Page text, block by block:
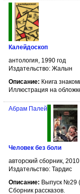
Калейдоскоп
антология, 1990 год
Издательство: Жалын
Описание: Книга
Иллюстрация на
Абрам Палей
Человек без боли
авторский сборник, 2010
Издательство: Тардис
Описание: Выпуск №29
Сборник рассказов.